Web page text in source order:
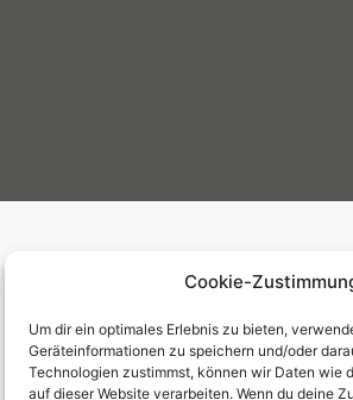
Cookie-
Um dir ein optimales Erlebnis zu bieten,
Geräteinformationen zu speichern und/oder
Technologien zustimmst, können wir Daten wie
auf dieser Website verarbeiten. Wenn du deine
Bockenheimer
60323 Frankfurt